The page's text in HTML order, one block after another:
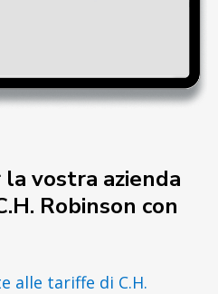
la vostra azienda
Robinson con
alle tariffe di C.H.